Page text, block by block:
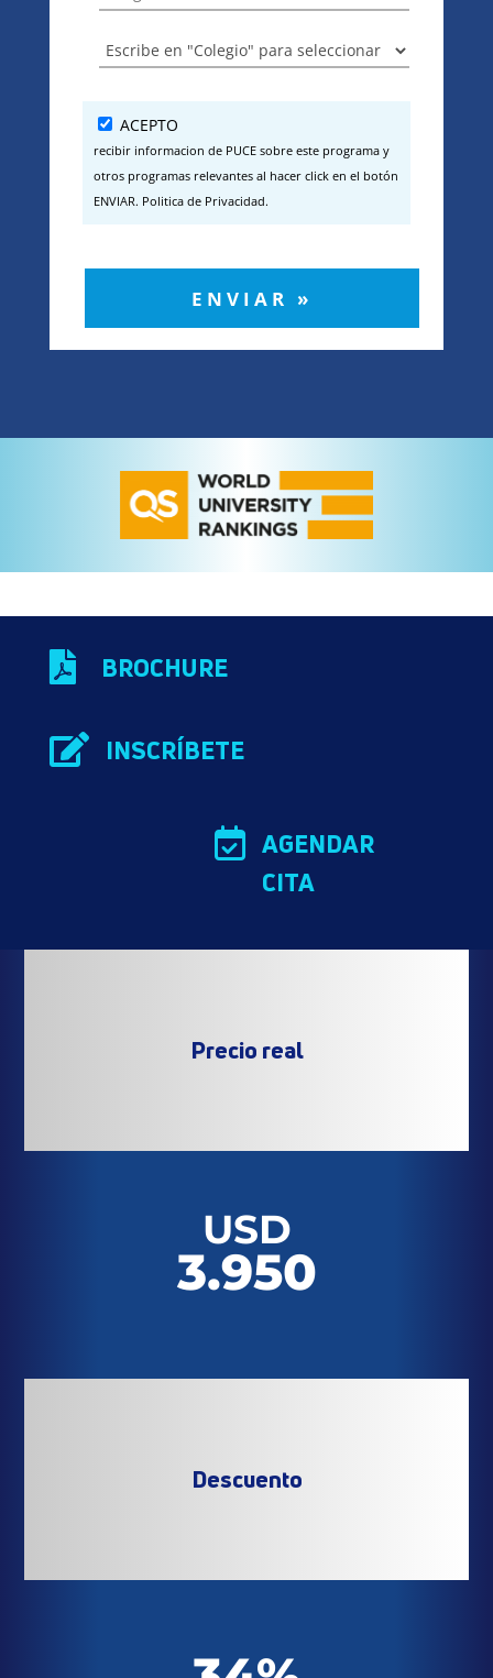
ACEPTO
recibir informacion de PUCE sobre este programa y
otros programas relevantes al hacer click en el botón
ENVIAR. Politica de Privacidad.
ENVIAR »
 BROCHURE
 INSCRÍBETE
 AGENDAR
CITA
Precio real
USD
3.950
Descuento